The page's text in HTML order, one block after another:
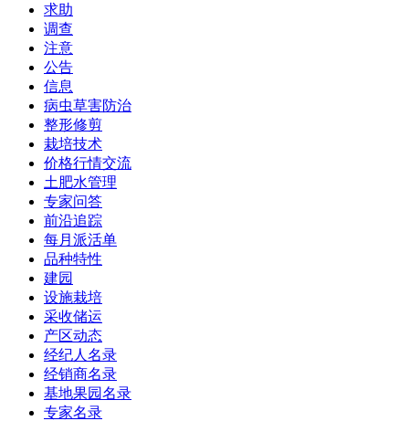
求助
调查
注意
公告
信息
病虫草害防治
整形修剪
栽培技术
价格行情交流
土肥水管理
专家问答
前沿追踪
每月派活单
品种特性
建园
设施栽培
采收储运
产区动态
经纪人名录
经销商名录
基地果园名录
专家名录